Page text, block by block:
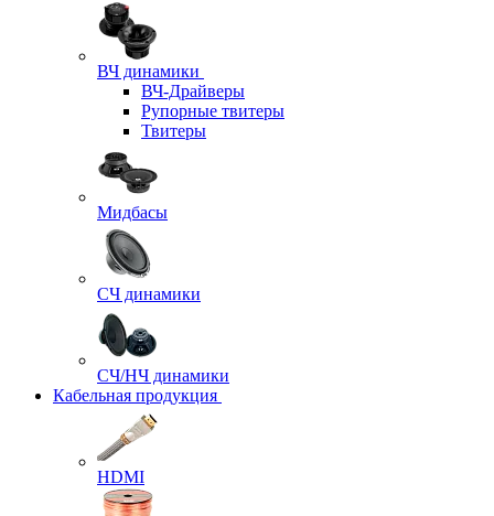
ВЧ динамики
ВЧ-Драйверы
Рупорные твитеры
Твитеры
Мидбасы
СЧ динамики
СЧ/НЧ динамики
Кабельная продукция
HDMI